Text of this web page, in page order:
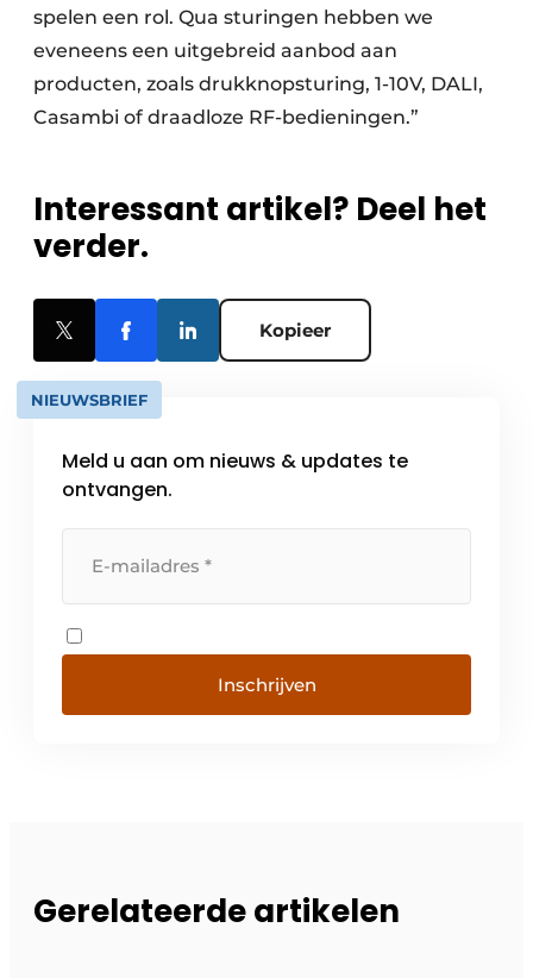
spelen een rol. Qua sturingen hebben we
eveneens een uitgebreid aanbod aan
producten, zoals drukknopsturing, 1-10V, DALI,
Casambi of draadloze RF-bedieningen.”
Interessant artikel? Deel het
verder.
Kopieer
NIEUWSBRIEF
Meld u aan om nieuws & updates te
ontvangen.
Inschrijven
Gerelateerde artikelen